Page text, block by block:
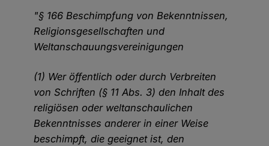
"§ 166 Beschimpfung von Bekenntnissen,
Religionsgesellschaften und
Weltanschauungsvereinigungen
(1) Wer öffentlich oder durch Verbreiten
von Schriften (§ 11 Abs. 3) den Inhalt des
religiösen oder weltanschaulichen
Bekenntnisses anderer in einer Weise
beschimpft, die geeignet ist, den